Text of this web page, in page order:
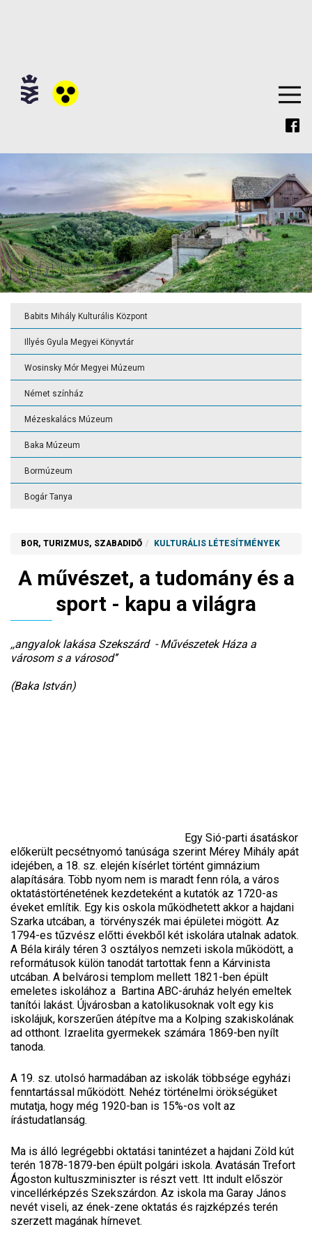
Babits Mihály Kulturális Központ
Illyés Gyula Megyei Könyvtár
Wosinsky Mór Megyei Múzeum
Német színház
Mézeskalács Múzeum
Baka Múzeum
Bormúzeum
Bogár Tanya
BOR, TURIZMUS, SZABADIDŐ KULTURÁLIS LÉTESÍTMÉNYEK
A művészet, a tudomány és a
sport - kapu a világra
,,angyalok lakása Szekszárd - Művészetek Háza a
városom s a városod’’
(Baka István)
Egy Sió-parti ásatáskor
előkerült pecsétnyomó tanúsága szerint Mérey Mihály apát
idejében, a 18. sz. elején kísérlet történt gimnázium
alapítására. Több nyom nem is maradt fenn róla, a város
oktatástörténetének kezdeteként a kutatók az 1720-as
éveket említik. Egy kis oskola működhetett akkor a hajdani
Szarka utcában, a törvényszék mai épületei mögött. Az
1794-es tűzvész előtti évekből két iskolára utalnak adatok.
A Béla király téren 3 osztályos nemzeti iskola működött, a
reformátusok külön tanodát tartottak fenn a Kárvinista
utcában. A belvárosi templom mellett 1821-ben épült
emeletes iskolához a Bartina ABC-áruház helyén emeltek
tanítói lakást. Újvárosban a katolikusoknak volt egy kis
iskolájuk, korszerűen átépítve ma a Kolping szakiskolának
ad otthont. Izraelita gyermekek számára 1869-ben nyílt
tanoda.
A 19. sz. utolsó harmadában az iskolák többsége egyházi
fenntartással működött. Nehéz történelmi örökségüket
mutatja, hogy még 1920-ban is 15%-os volt az
írástudatlanság.
Ma is álló legrégebbi oktatási tanintézet a hajdani Zöld kút
terén 1878-1879-ben épült polgári iskola. Avatásán Trefort
Ágoston kultuszminiszter is részt vett. Itt indult először
vincellérképzés Szekszárdon. Az iskola ma Garay János
nevét viseli, az ének-zene oktatás és rajzképzés terén
szerzett magának hírnevet.